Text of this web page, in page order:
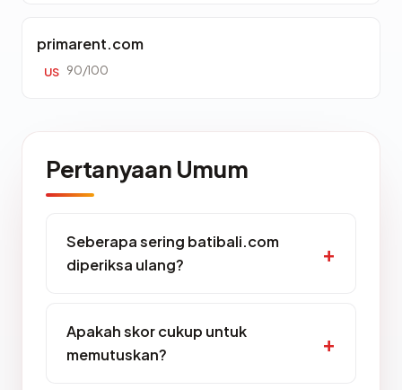
primarent.com
US 90/100
Pertanyaan Umum
Seberapa sering batibali.com
diperiksa ulang?
Apakah skor cukup untuk
memutuskan?